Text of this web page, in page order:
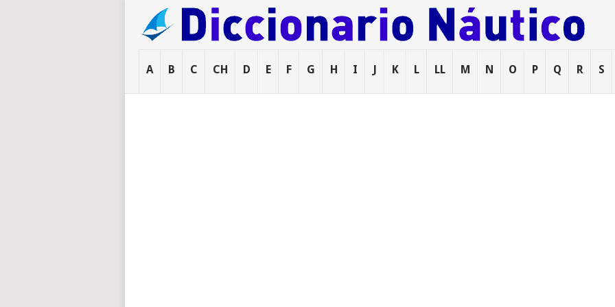
A B C CH D E F G H I J K L LL M N O P Q R S